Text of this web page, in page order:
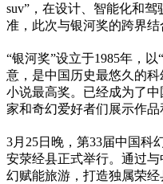
suv”，在设计、智能化和
准，此次与银河奖的跨界结
“银河奖”设立于1985年，
意，是中国历史最悠久的
小说最高奖。已经成为了
家和奇幻爱好者们展示作品
3月25日晚，第33届中国科
安荥经县正式举行。通过
幻赋能旅游，打造独属荣